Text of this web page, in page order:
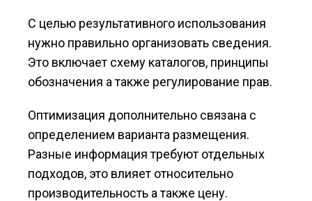
С целью результативного использования
нужно правильно организовать сведения.
Это включает схему каталогов, принципы
обозначения а также регулирование прав.
Оптимизация дополнительно связана с
определением варианта размещения.
Разные информация требуют отдельных
подходов, это влияет относительно
производительность а также цену.